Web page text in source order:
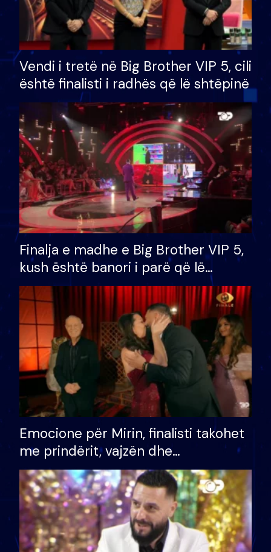
Vendi i tretë në Big Brother VIP 5, cili
është finalisti i radhës që lë shtëpinë
Finalja e madhe e Big Brother VIP 5,
kush është banori i parë që lë
shtëpinë dhe humb mundësinë për
të fituar çmimin e madh
Emocione për Mirin, finalisti takohet
me prindërit, vajzën dhe
bashkëshorten: S’kemi ndonjë letër
divorci apo jo?